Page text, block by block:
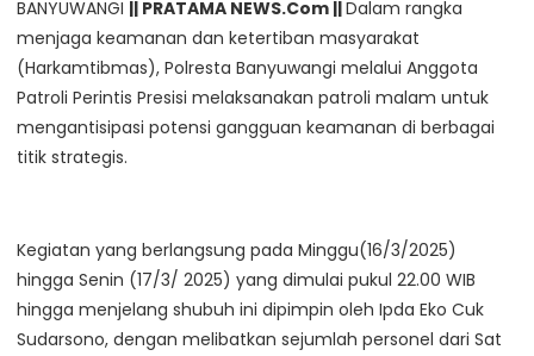
BANYUWANGI || PRATAMA NEWS.Com ||Dalam rangka
menjaga keamanan dan ketertiban masyarakat
(Harkamtibmas), Polresta Banyuwangi melalui Anggota
Patroli Perintis Presisi melaksanakan patroli malam untuk
mengantisipasi potensi gangguan keamanan di berbagai
titik strategis.
Kegiatan yang berlangsung pada Minggu(16/3/2025)
hingga Senin (17/3/ 2025) yang dimulai pukul 22.00 WIB
hingga menjelang shubuh ini dipimpin oleh Ipda Eko Cuk
Sudarsono, dengan melibatkan sejumlah personel dari Sat